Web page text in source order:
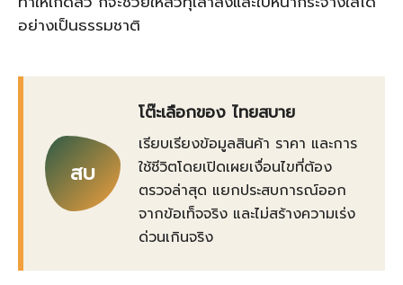
อย่างเป็นธรรมชาติ
สบ
โต๊ะเลือกของ ไทยสบาย
เรียบเรียงข้อมูลสินค้า ราคา และการ
ใช้ชีวิตโดยเปิดเผยเงื่อนไขที่ต้อง
ตรวจล่าสุด แยกประสบการณ์ออก
จากข้อเท็จจริง และไม่สร้างความเร่ง
ด่วนเกินจริง